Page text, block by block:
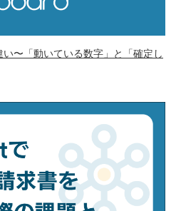
〜「動いている数字」と「確定し